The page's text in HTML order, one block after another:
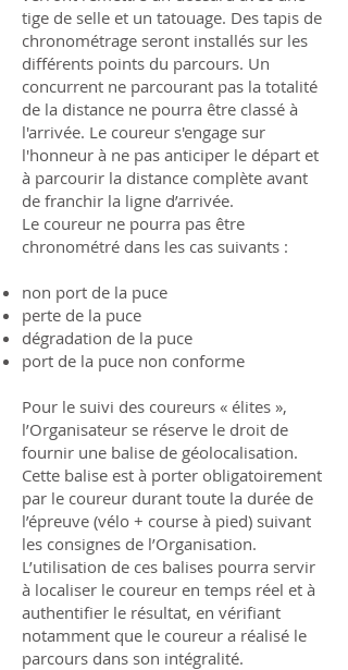
tige de selle et un tatouage. Des tapis de
chronométrage seront installés sur les
différents points du parcours. Un
concurrent ne parcourant pas la totalité
de la distance ne pourra être classé à
l'arrivée. Le coureur s'engage sur
l'honneur à ne pas anticiper le départ et
à parcourir la distance complète avant
de franchir la ligne d’arrivée.
Le coureur ne pourra pas être
chronométré dans les cas suivants :
non port de la puce
perte de la puce
dégradation de la puce
port de la puce non conforme
Pour le suivi des coureurs « élites »,
l’Organisateur se réserve le droit de
fournir une balise de géolocalisation.
Cette balise est à porter obligatoirement
par le coureur durant toute la durée de
l’épreuve (vélo + course à pied) suivant
les consignes de l’Organisation.
L’utilisation de ces balises pourra servir
à localiser le coureur en temps réel et à
authentifier le résultat, en vérifiant
notamment que le coureur a réalisé le
parcours dans son intégralité.